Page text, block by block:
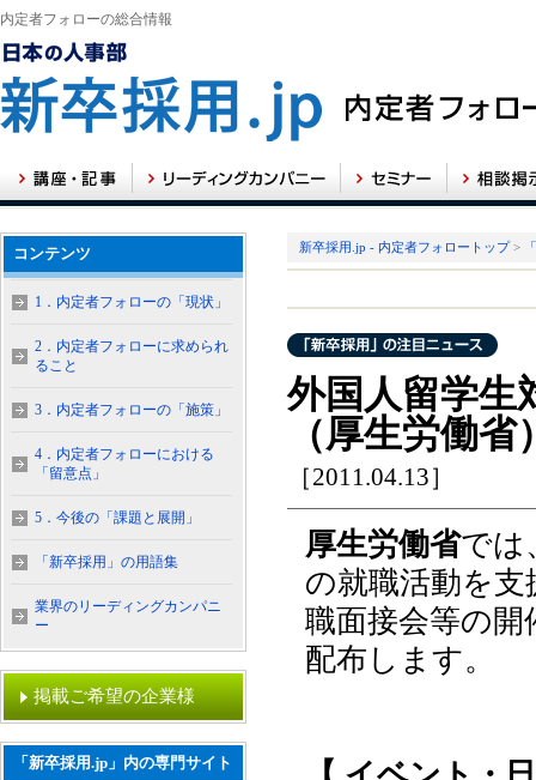
内定者フォローの総合情報
新卒採用.jp - 内定者フォロートップ>
外国人留学生
（厚生労働省
［2011.04.13］
厚生労働省では
の就職活動を
職面接会等の
配布します。
コンテンツ
1．内定者フォローの「現状」
2．内定者フォローに求められ
ること
3．内定者フォローの「施策」
4．内定者フォローにおける
「留意点」
5．今後の「課題と展開」
「新卒採用」の用語集
業界のリーディングカンパニ
ー
掲載ご希望の企業様
「新卒採用.jp」内の専門サイト